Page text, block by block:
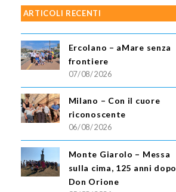
ARTICOLI RECENTI
Ercolano – aMare senza
frontiere
07/08/2026
Milano – Con il cuore
riconoscente
06/08/2026
Monte Giarolo – Messa
sulla cima, 125 anni dopo
Don Orione